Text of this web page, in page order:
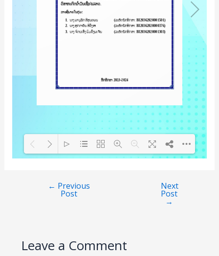
← Previous
Post
Next
Post
→
Leave a Comment